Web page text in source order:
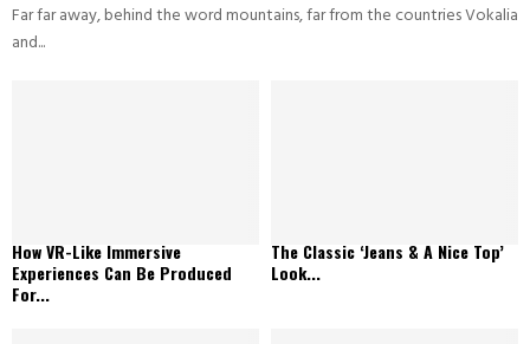
Far far away, behind the word mountains, far from the countries Vokalia
and...
How VR-Like Immersive
Experiences Can Be Produced
For...
The Classic ‘Jeans & A Nice Top’
Look...